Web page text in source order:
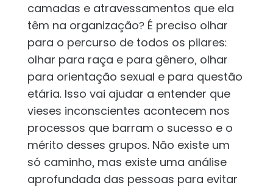
camadas e atravessamentos que ela
têm na organização? É preciso olhar
para o percurso de todos os pilares:
olhar para raça e para gênero, olhar
para orientação sexual e para questão
etária. Isso vai ajudar a entender que
vieses inconscientes acontecem nos
processos que barram o sucesso e o
mérito desses grupos. Não existe um
só caminho, mas existe uma análise
aprofundada das pessoas para evitar